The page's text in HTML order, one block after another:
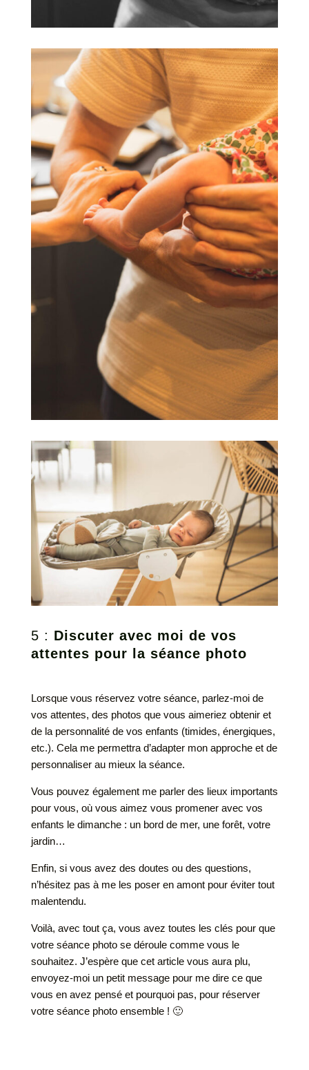
5 : Discuter avec moi de vos
attentes pour la séance photo
Lorsque vous réservez votre séance, parlez-moi de
vos attentes, des photos que vous aimeriez obtenir et
de la personnalité de vos enfants (timides, énergiques,
etc.). Cela me permettra d’adapter mon approche et de
personnaliser au mieux la séance.
Vous pouvez également me parler des lieux importants
pour vous, où vous aimez vous promener avec vos
enfants le dimanche : un bord de mer, une forêt, votre
jardin…
Enfin, si vous avez des doutes ou des questions,
n’hésitez pas à me les poser en amont pour éviter tout
malentendu.
Voilà, avec tout ça, vous avez toutes les clés pour que
votre séance photo se déroule comme vous le
souhaitez. J’espère que cet article vous aura plu,
envoyez-moi un petit message pour me dire ce que
vous en avez pensé et pourquoi pas, pour réserver
votre séance photo ensemble ! 🙂